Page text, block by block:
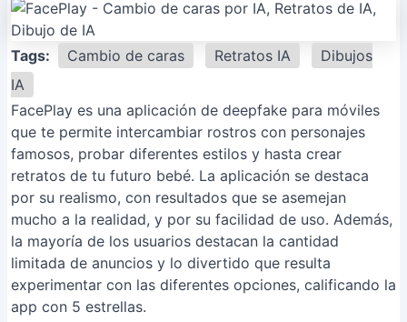
Tags: Cambio de caras Retratos IA
Dibujos
IA
FacePlay es una aplicación de deepfake para móviles
que te permite intercambiar rostros con personajes
famosos, probar diferentes estilos y hasta crear
retratos de tu futuro bebé. La aplicación se destaca
por su realismo, con resultados que se asemejan
mucho a la realidad, y por su facilidad de uso. Además,
la mayoría de los usuarios destacan la cantidad
limitada de anuncios y lo divertido que resulta
experimentar con las diferentes opciones, calificando la
app con 5 estrellas.